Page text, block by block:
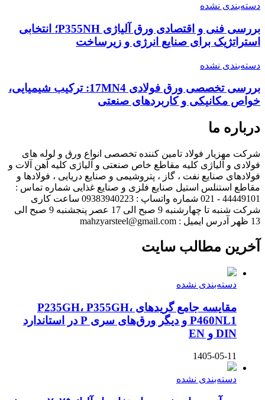
دسته‌بندی نشده
بررسی فنی و اقتصادی ورق آلیاژی P355NH؛ انتخابی
استراتژیک برای صنایع انرژی و زیرساخت
دسته‌بندی نشده
بررسی تخصصی ورق فولادی 17MN4: ترکیب شیمیایی،
خواص مکانیکی و کاربردهای صنعتی
درباره ما
شرکت مهزیار فولاد تامین کننده تخصصی انواع ورق و لوله های
فولادی و آلیاژی کلیه مقاطع خاص صنعتی و آلیاژی کلیه آهن آلات و
فولادهای صنایع نفت ، گاز ، پتروشیمی و صنایع دریایی ، فولادها و
مقاطع استنلس استیل صنایع فلزی و صنایع غذایی شماره تماس :
44449101 - 021 شماره واتساپ : 09383940223 ساعت کاری
شرکت شنبه تا چهارشنبه 9 صبح الی 17 عصر پنجشنبه 9 صبح الی
13 ظهر آدرس ایمیل : mahzyarsteel@gmail.com
آخرین مطالب سایت
دسته‌بندی نشده
مقایسه جامع گریدهای P235GH، P355GH،
P460NL1 و دیگر ورق‌های سری P در استاندارد
DIN و EN
1405-05-11
دسته‌بندی نشده